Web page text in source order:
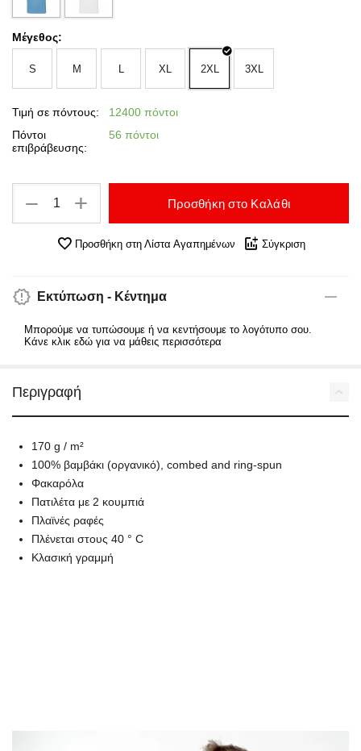
Μέγεθος:
S M L XL 2XL 3XL
Τιμή σε πόντους:
12400 πόντοι
Πόντοι
επιβράβευσης:
56 πόντοι
+
− Προσθήκη στο Καλάθι
Προσθήκη στη Λίστα Αγαπημένων Σύγκριση
Εκτύπωση - Κέντημα
Μπορούμε να τυπώσουμε ή να κεντήσουμε το λογότυπο σου.
Κάνε κλικ εδώ για να μάθεις περισσότερα
Περιγραφή
170 g / m²
100% βαμβάκι (οργανικό), combed and ring-spun
Φακαρόλα
Πατιλέτα με 2 κουμπιά
Πλαϊνές ραφές
Πλένεται στους 40 ° C
Κλασική γραμμή